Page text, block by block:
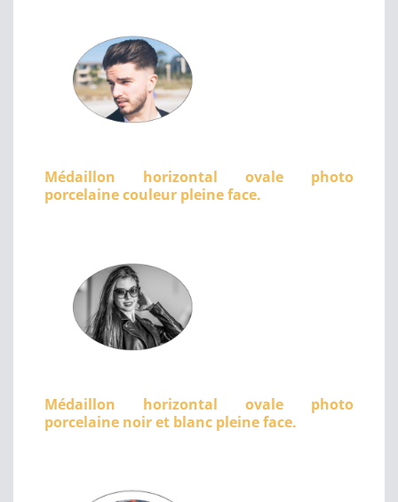
Médaillon horizontal ovale photo
porcelaine couleur pleine face.
Médaillon horizontal ovale photo
porcelaine noir et blanc pleine face.